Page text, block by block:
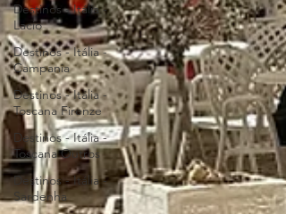
Destinos - Itália -
Lacio
Destinos - Itália -
Campania
Destinos - Itália -
Toscana Firenze
Destinos - Itália -
Toscana Outros
Destinos - Itália -
Sardenha